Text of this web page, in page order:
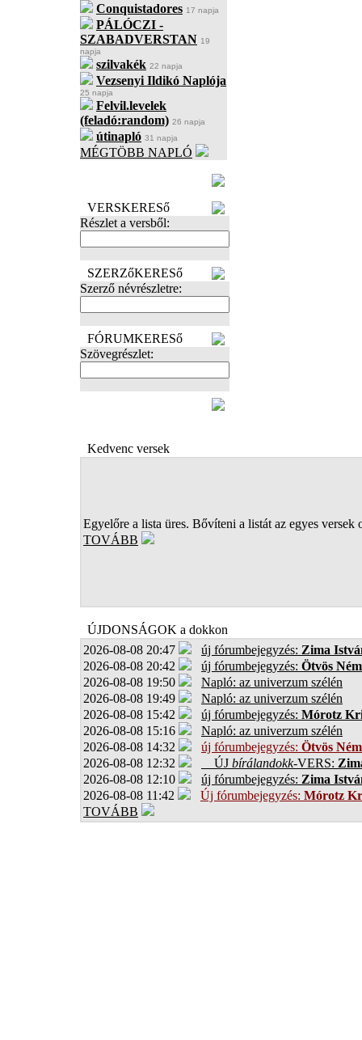
Conquistadores 17 napja
PÁLÓCZI -
SZABADVERSTAN 19
napja
szilvakék 22 napja
Vezsenyi Ildikó Naplója
25 napja
Felvil.levelek
(feladó:random) 26 napja
útinapló 31 napja
MÉGTÖBB NAPLÓ
VERSKERESő
Részlet a versből:
SZERZőKERESő
Szerző névrészletre:
FÓRUMKERESő
Szövegrészlet:
Kedvenc versek
Egyelőre a lista üres. Bővíteni a listát az egyes versek
TOVÁBB
ÚJDONSÁGOK a dokkon
2026-08-08 20:47
új fórumbejegyzés: Zima
2026-08-08 20:42
új fórumbejegyzés: Ötvös
2026-08-08 19:50
Napló: az univerzum szélén
2026-08-08 19:49
Napló: az univerzum szélén
2026-08-08 15:42
új fórumbejegyzés: Mórotz
2026-08-08 15:16
Napló: az univerzum szélén
2026-08-08 14:32
új fórumbejegyzés: Ötvös
2026-08-08 12:32
ÚJ bírálandokk-VERS:
2026-08-08 12:10
új fórumbejegyzés: Zima
2026-08-08 11:42
Új fórumbejegyzés: Mórotz
TOVÁBB